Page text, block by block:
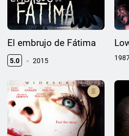
El embrujo de Fátima
5.0 2015